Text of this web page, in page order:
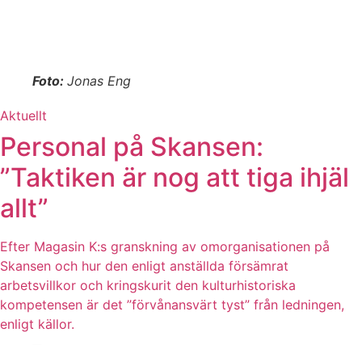
Foto: Jonas Eng
Aktuellt
Personal på Skansen:
”Taktiken är nog att tiga ihjäl
allt”
Efter Magasin K:s granskning av omorganisationen på
Skansen och hur den enligt anställda försämrat
arbetsvillkor och kringskurit den kulturhistoriska
kompetensen är det ”förvånansvärt tyst” från ledningen,
enligt källor.